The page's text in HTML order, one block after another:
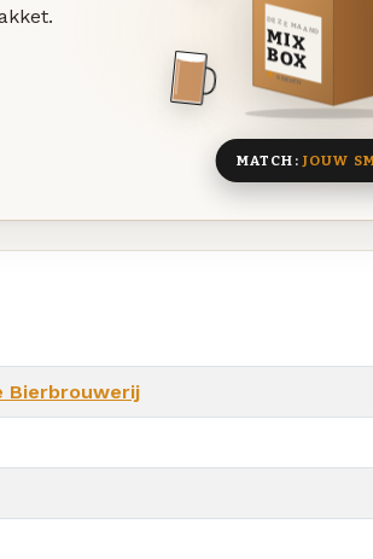
DEZE MAAND
MIX
BOX
8 BIEREN
MATCH: JOUW
Bierbrouwerij